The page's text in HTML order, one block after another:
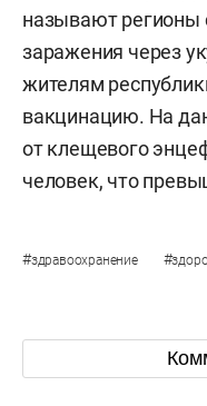
называют
заражения через
жителям
вакцинацию. На
от клещевого
человек, что
#здравоохранение #